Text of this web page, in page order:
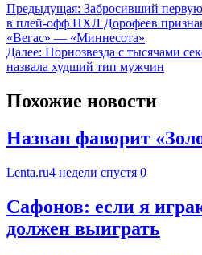
Предыдущая: Забросивший
в плей‑офф НХЛ Дорофеев признан
«Вегас» — «Миннесота»
Далее: Порнозвезда с тысячами
назвала худший тип мужчин
Похожие новости
Назван фаворит
Lenta.ru4 недели спустя 0
Сафонов: если я
должен выиграть